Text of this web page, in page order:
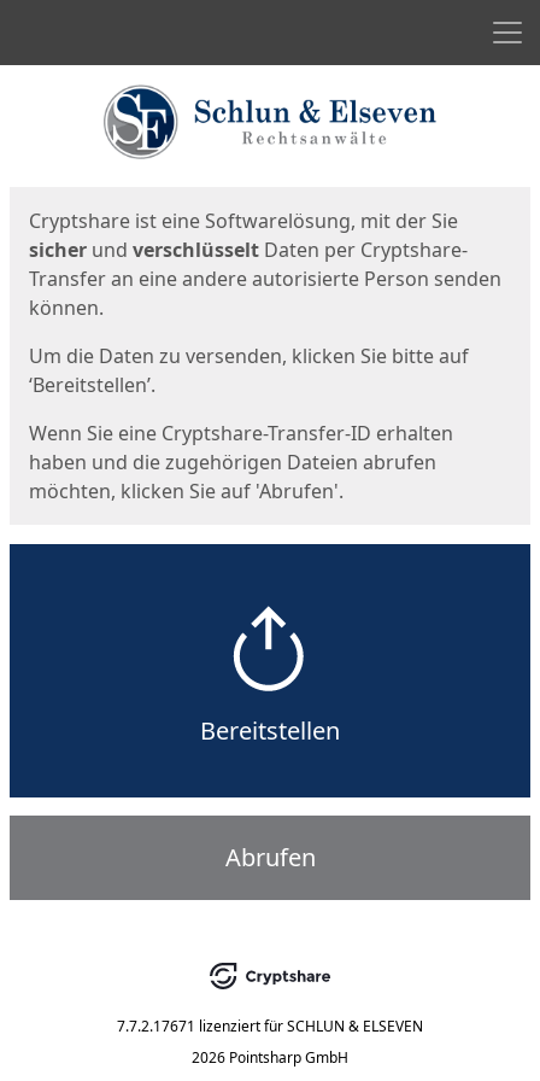
Cryptshare ist eine Softwarelösung, mit der Sie
sicher und verschlüsselt Daten per Cryptshare-
Transfer an eine andere autorisierte Person senden
können.
Um die Daten zu versenden, klicken Sie bitte auf
‘Bereitstellen’.
Wenn Sie eine Cryptshare-Transfer-ID erhalten
haben und die zugehörigen Dateien abrufen
möchten, klicken Sie auf 'Abrufen'.
Bereitstellen
Abrufen
7.7.2.17671 lizenziert fürSCHLUN & ELSEVEN
2026 Pointsharp GmbH